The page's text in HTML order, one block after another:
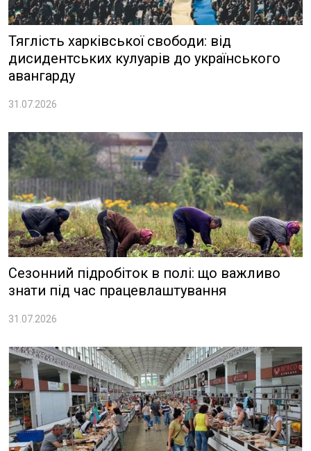
Тяглість харківської свободи: від
дисидентських кулуарів до українського
авангарду
31.07.2026
Сезонний підробіток в полі: що важливо
знати під час працевлаштування
31.07.2026